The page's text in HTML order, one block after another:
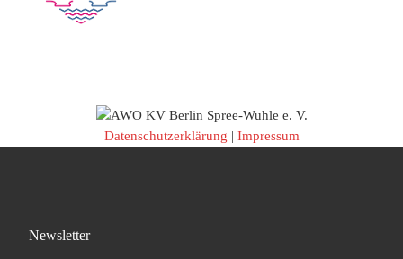
Datenschutzerklärung | Impressum
Newsletter